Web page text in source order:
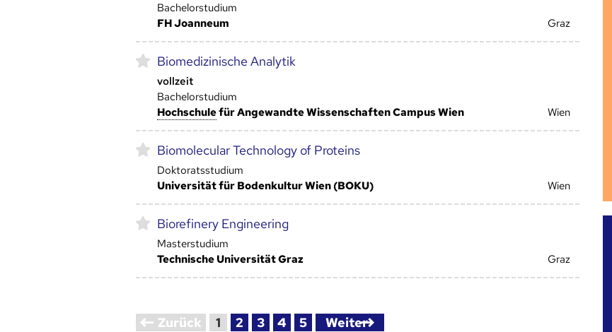
Bachelorstudium
FH Joanneum
Graz
Biomedizinische Analytik
vollzeit
Bachelorstudium
Hoch­schulefür Angewandte Wissenschaften Campus Wien Wien
Biomolecular Technology of Proteins
Doktoratsstudium
Universität für Bodenkultur Wien (BOKU)
Wien
Biorefinery Engineering
Masterstudium
Technische Universität Graz
Graz
Zurück 1 2 3 4 5 Weiter